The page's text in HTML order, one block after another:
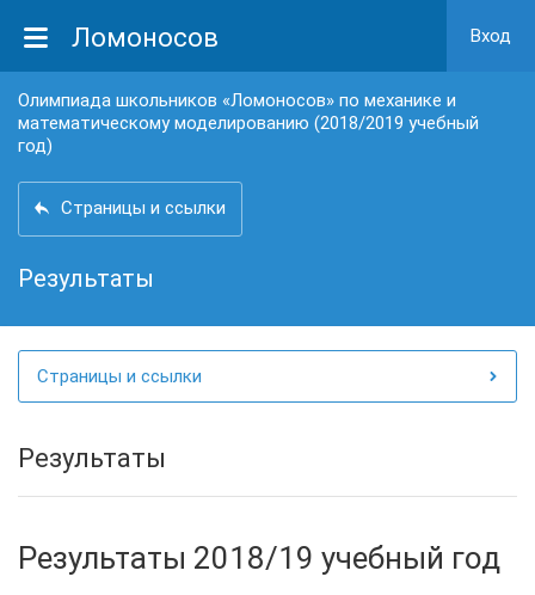
Ломоносов Вход
Олимпиада школьников «Ломоносов» по механике и
математическому моделированию (2018/2019 учебный
год)
Страницы и ссылки
Результаты
Страницы и ссылки
Результаты
Результаты 2018/19 учебный год